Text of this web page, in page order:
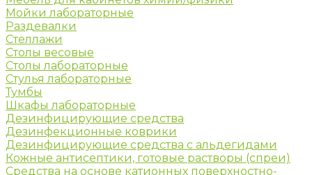
Мойки лабораторные
Раздевалки
Стеллажи
Столы весовые
Столы лабораторные
Стулья лабораторные
Тумбы
Шкафы лабораторные
Дезинфицирующие средства
Дезинфекционные коврики
Дезинфицирующие средства с альдегидами
Кожные антисептики, готовые растворы (спреи)
Средства на основе катионных поверхностно-